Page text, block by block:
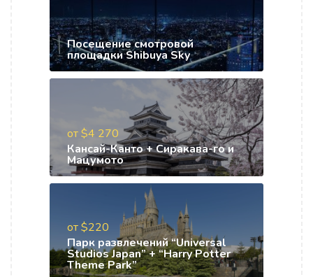
Посещение смотровой
площадки Shibuya Sky
от $4 270
Кансай-Канто + Сиракава-го и
Мацумото
от $220
Парк развлечений “Universal
Studios Japan” + “Harry Potter
Theme Park”